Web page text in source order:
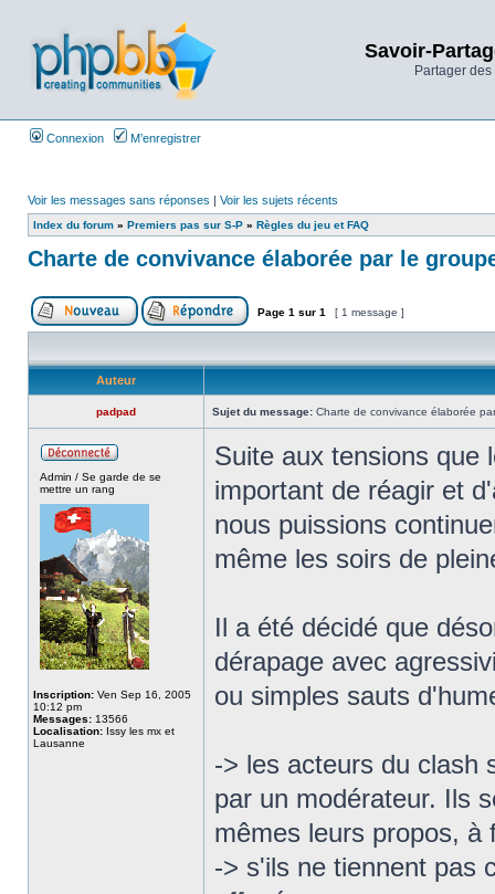
Savoir-
Partager
Connexion M’enregistrer
Voir les messages sans réponses | Voir les sujets récents
Index du forum » Premiers pas sur S-P » Règles du jeu et FAQ
Charte de convivance élaborée par le
Page 1 sur 1 [ 1 message ]
Auteur
padpad Sujet du message: Charte de convivance élaborée
Admin / Se garde de se
mettre un rang
Inscription: Ven Sep 16, 2005
10:12 pm
Messages: 13566
Localisation: Issy les mx et
Lausanne
Suite aux tensions que
important de réagir et
nous puissions
même les soirs de
Il a été décidé que
dérapage avec
ou simples sauts
-> les acteurs du clash
par un modérateur. Ils
mêmes leurs propos, à
-> s'ils ne tiennent pas